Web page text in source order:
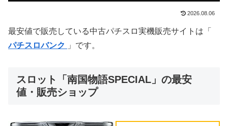
2026.08.06
最安値で販売している中古パチスロ実機販売サイトは「
パチスロバンク
」です。
スロット「南国物語SPECIAL」の最安
値・販売ショップ